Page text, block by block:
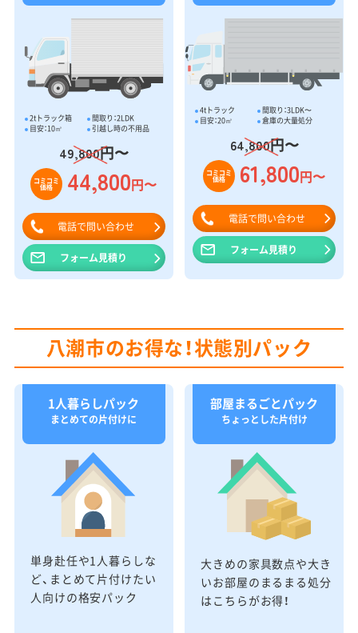
2tトラック箱
間取り：2LDK
目安：10㎥
引越し時の不用品
49,800円〜
コミコミ
価格 44,800円〜
電話で問い合わせ
フォーム見積り
4tトラック
間取り：3LDK〜
目安：20㎥
倉庫の大量処分
64,800円〜
コミコミ
価格 61,800円〜
電話で問い合わせ
フォーム見積り
八潮市のお得な！状態別パック
1人暮らしパック
まとめての片付けに
単身赴任や1人暮らしな
ど、まとめて片付けたい
人向けの格安パック
部屋まるごとパック
ちょっとした片付け
大きめの家具数点や大き
いお部屋のまるまる処分
はこちらがお得！